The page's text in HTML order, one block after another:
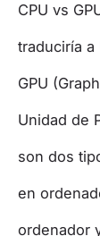
CPU vs
traduciría a
GPU
Unidad de
son dos
en
ordenador